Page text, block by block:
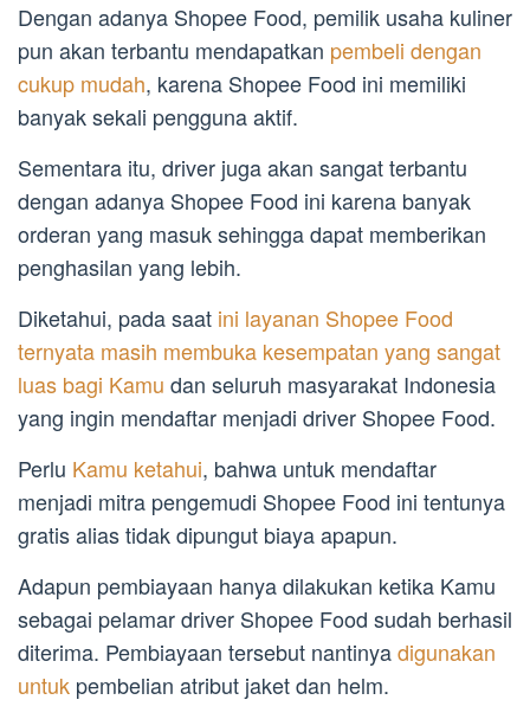
Dengan adanya Shopee Food, pemilik usaha kuliner
pun akan terbantu mendapatkan pembeli dengan
cukup mudah, karena Shopee Food ini memiliki
banyak sekali pengguna aktif.
Sementara itu, driver juga akan sangat terbantu
dengan adanya Shopee Food ini karena banyak
orderan yang masuk sehingga dapat memberikan
penghasilan yang lebih.
Diketahui, pada saat ini layanan Shopee Food
ternyata masih membuka kesempatan yang sangat
luas bagi Kamu dan seluruh masyarakat Indonesia
yang ingin mendaftar menjadi driver Shopee Food.
Perlu Kamu ketahui, bahwa untuk mendaftar
menjadi mitra pengemudi Shopee Food ini tentunya
gratis alias tidak dipungut biaya apapun.
Adapun pembiayaan hanya dilakukan ketika Kamu
sebagai pelamar driver Shopee Food sudah berhasil
diterima. Pembiayaan tersebut nantinyadigunakan
untuk pembelian atribut jaket dan helm.